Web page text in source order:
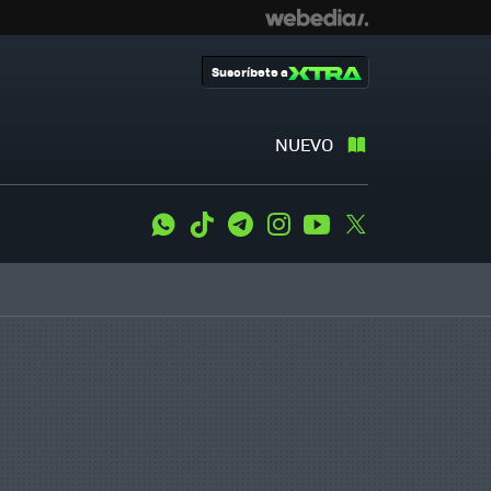
NUEVO
Suscríbete a
WhatsApp
Tiktok TelegramInstagramYoutube